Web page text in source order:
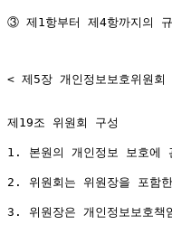
③ 제1항부터 제4항까지의
< 제5장 개인정보보호위원회
제19조 위원회 구성
1. 본원의 개인정보 보호에
2. 위원회는 위원장을 포함
3. 위원장은 개인정보보호